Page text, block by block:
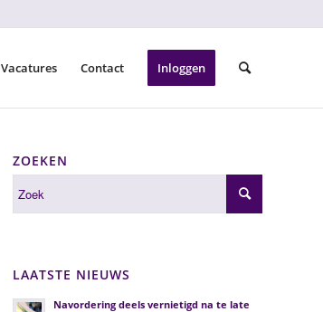
Vacatures Contact Inloggen
ZOEKEN
LAATSTE NIEUWS
Navordering deels vernietigd na te late